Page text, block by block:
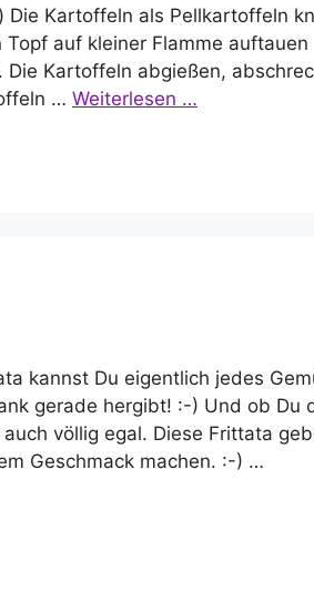
Die Kartoffeln als Pellkartoffeln
auf kleiner Flamme auftauen
Kartoffeln abgießen,
… Weiterlesen …
kannst Du eigentlich jedes
gerade hergibt! :-) Und ob Du
völlig egal. Diese Frittata
Geschmack machen. :-) …